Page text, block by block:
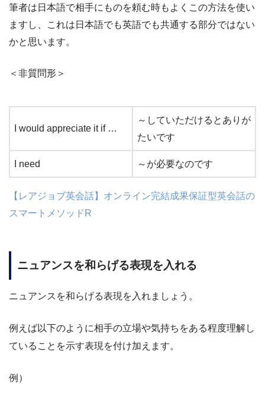
筆者は日本語で相手にものを頼む時もよくこの方法を使い
ますし、これは日本語でも英語でも共通する部分ではない
かと思います。
＜非質問形＞
I would appreciate it if …
～していただけるとありが
たいです
I need ～が必要なのです
【レアジョブ英会話】オンライン完結成果保証型英会話の
スマートメソッドR
ニュアンスを和らげる表現を入れる
ニュアンスを和らげる表現を入れましょう。
例えば以下のように相手の立場や気持ちをある程度理解し
ていることを示す表現を付け加えます。
例）